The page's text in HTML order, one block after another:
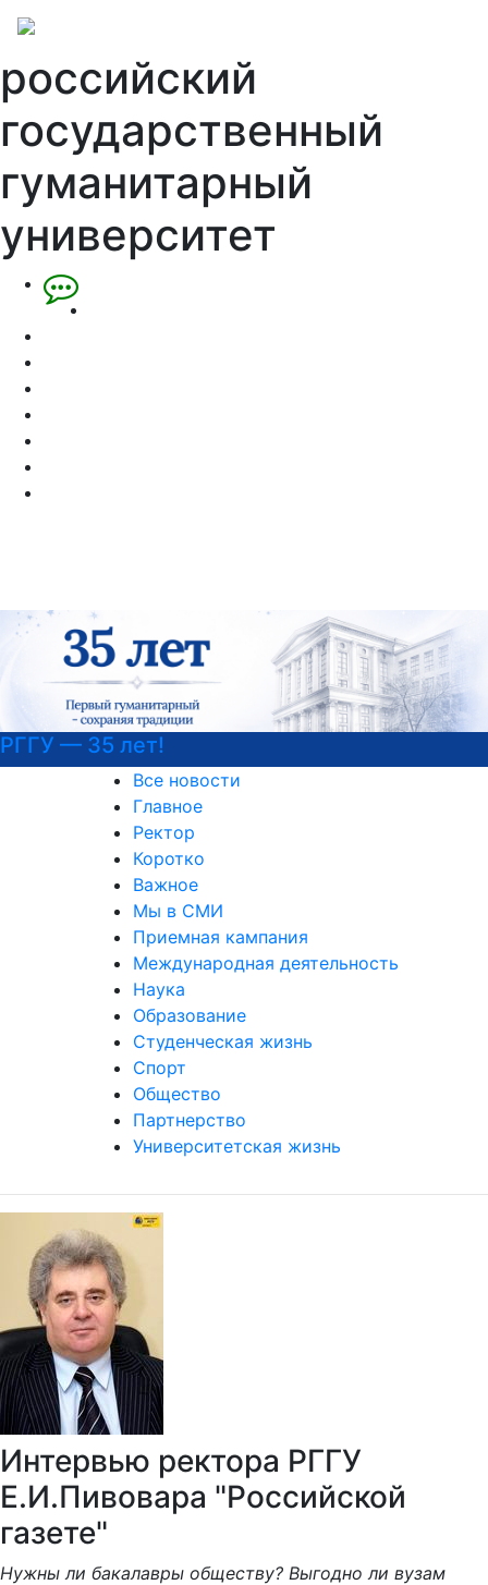
российский
государственный
гуманитарный
университет
РГГУ — 35 лет!
Все новости
Главное
Ректор
Коротко
Важное
Мы в СМИ
Приемная кампания
Международная деятельность
Наука
Образование
Студенческая жизнь
Спорт
Общество
Партнерство
Университетская жизнь
Интервью ректора РГГУ
Е.И.Пивовара "Российской
газете"
Нужны ли бакалавры обществу? Выгодно ли вузам